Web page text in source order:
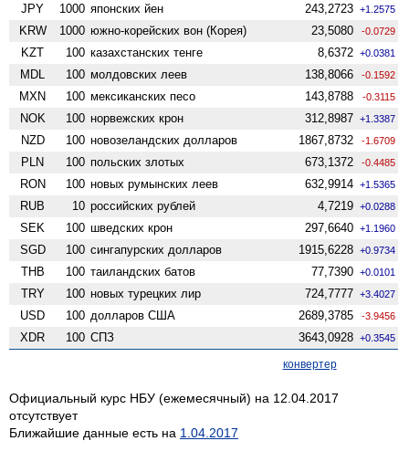
JPY 1000 японских йен 243,2723 +1.2575
KRW 1000 южно-корейских вон (Корея) 23,5080 -0.0729
KZT 100 казахстанских тенге 8,6372 +0.0381
MDL 100 молдовских леев 138,8066 -0.1592
MXN 100 мексиканских песо 143,8788 -0.3115
NOK 100 норвежских крон 312,8987 +1.3387
NZD 100 ново­зеландских долларов 1867,8732 -1.6709
PLN 100 польских злотых 673,1372 -0.4485
RON 100 новых румынских леев 632,9914 +1.5365
RUB 10 российских рублей 4,7219 +0.0288
SEK 100 шведских крон 297,6640 +1.1960
SGD 100 сингапурских долларов 1915,6228 +0.9734
THB 100 таиландских батов 77,7390 +0.0101
TRY 100 новых турецких лир 724,7777 +3.4027
USD 100 долларов США 2689,3785 -3.9456
XDR 100 СПЗ 3643,0928 +0.3545
конвертер
Официальный курс НБУ (ежемесячный) на 12.04.2017
отсутствует
Ближайшие данные есть на 1.04.2017